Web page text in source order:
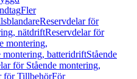
Fler
Reservdelar för
nätdriftReservdelar för
montering,
montering, batteridriftStående
för Stående montering,
för TillbehörFör